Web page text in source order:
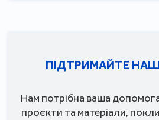
ПІДТРИМАЙТЕ
Нам потрібна ваша
проєкти та матеріали,